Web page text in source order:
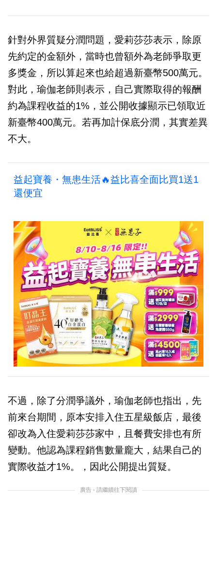
針對外界質疑分潤問題，愛莉莎莎表示，除原
先約定的金額外，當時也曾額外為老師爭取更
多獎金，所以算起來也給超過新臺幣500萬元。
對此，瑜伽老師則表示，自己實際取得的報酬
約為課程收益的1%，並公開收據顯示已領取近
新臺幣400萬元。若再加計保底分潤，其實差異
不大。
益起寶養・無患生活🔥益比喜全面比買1送1
還便宜
不過，除了分潤爭議外，瑜伽老師也指出，先
前來台期間，原本安排入住五星級飯店，最後
卻改為入住愛莉莎莎家中，且餐費安排也有所
變動。他認為課程銷售數量龐大，結果自己的
實際收益才1%。，因此公開提出質疑。
廣告 - 請繼續往下閱讀